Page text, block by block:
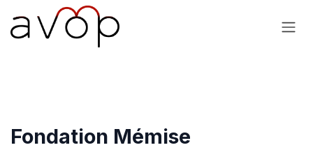
Se rendre au contenu
Fondation Mémise